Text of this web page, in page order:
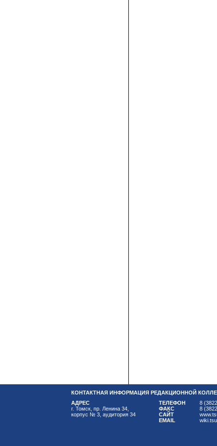
КОНТАКТНАЯ ИНФОРМАЦИЯ РЕДАКЦИОННОЙ
АДРЕС
г. Томск, пр. Ленина 34,
корпус № 3, аудитория 34
ТЕЛЕФОН
ФАКС
САЙТ
EMAIL
8
8